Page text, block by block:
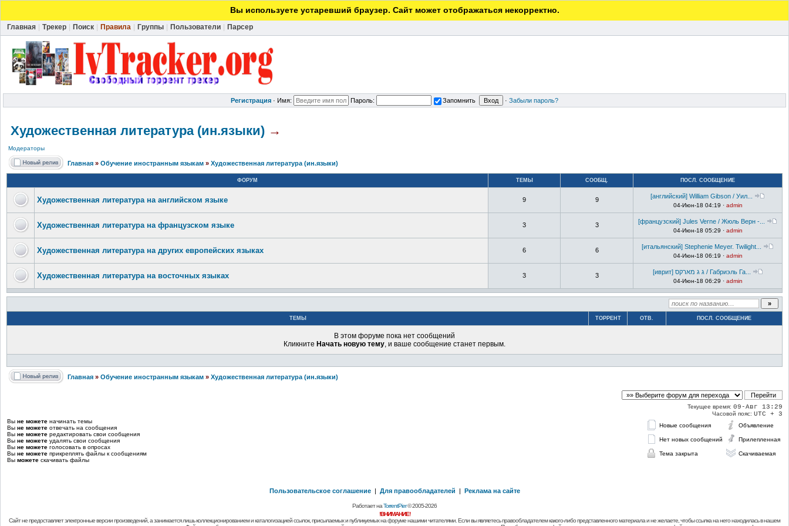
Вы используете устаревший браузер. Сайт может отображаться некорректно.
Главная Трекер Поиск Правила Группы Пользователи Парсер
Регистрация · Имя: Пароль: Запомнить · Забыли пароль?
Художественная литература (ин.языки) →
Модераторы
Главная » Обучение иностранным языкам » Художественная литература (ин.языки)
ФОРУМ ТЕМЫ СООБЩ. ПОСЛ. СООБЩЕНИЕ
Художественная литература на английском языке 9 9 [английский] William Gibson / Уил...
04-Июн-18 04:19 · admin
Художественная литература на французском языке 3 3 [французский] Jules Verne / Жюль Верн -...
04-Июн-18 05:29 · admin
Художественная литература на других европейских языках 6 6 [итальянский] Stephenie Meyer. Twilight...
04-Июн-18 06:19 · admin
Художественная литература на восточных языках 3 3 [иврит] ג ג מארקס / Габриэль Га...
04-Июн-18 06:29 · admin
ТЕМЫ ТОРРЕНТ ОТВ. ПОСЛ. СООБЩЕНИЕ
В этом форуме пока нет сообщений
Кликните Начать новую тему, и ваше сообщение станет первым.
Главная » Обучение иностранным языкам » Художественная литература (ин.языки)
Текущее время: 09-Авг 13:29
Часовой пояс: UTC + 3
Вы не можете начинать темы
Вы не можете отвечать на сообщения
Вы не можете редактировать свои сообщения
Вы не можете удалять свои сообщения
Вы не можете голосовать в опросах
Вы не можете прикреплять файлы к сообщениям
Вы можете скачивать файлы
Новые сообщения Объявление
Нет новых сообщений Прилепленная
Тема закрыта Скачиваемая
Пользовательское соглашение | Для правообладателей | Реклама на сайте
Работает наTorrentPier© 2005-2026
!ВНИМАНИЕ!
Сайт не предоставляет электронные версии произведений, а занимается лишь коллекционированием и каталогизацией ссылок, присылаемых и публикуемых на форуме нашими читателями. Если вы являетесь правообладателем какого-либо представленного материала и не желаете, чтобы ссылка на него находилась в нашем